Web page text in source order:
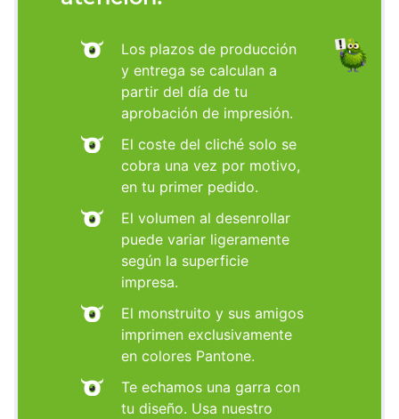
Los plazos de producción
y entrega se calculan a
partir del día de tu
aprobación de impresión.
El coste del cliché solo se
cobra una vez por motivo,
en tu primer pedido.
El volumen al desenrollar
puede variar ligeramente
según la superficie
impresa.
El monstruito y sus amigos
imprimen exclusivamente
en colores Pantone.
Te echamos una garra con
tu diseño. Usa nuestro